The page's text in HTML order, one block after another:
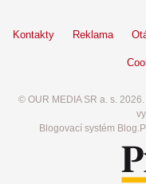
Kontakty Reklama
© OUR MEDIA SR a. s.
Blogovací systém